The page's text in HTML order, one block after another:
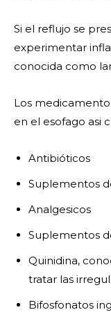
Si el reflujo se
experimentar
conocida como
Los
en el esofago asi
Antibióticos
Suplementos
Analgesicos
Suplementos
Quinidina,
tratar las
Bifosfonatos